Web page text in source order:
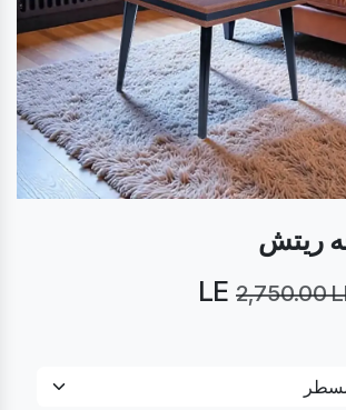
ريتش
2,750.00